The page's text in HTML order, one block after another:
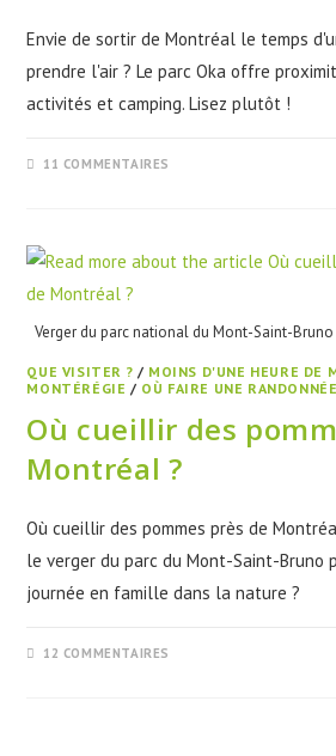
Envie de sortir de Montréal le temps
prendre l'air ? Le parc Oka offre
activités et camping. Lisez plutôt !
11 COMMENTAIRES
Verger du parc national du Mont-Saint-
QUE VISITER ? / MOINS D'UNE HEURE DE
MONTÉRÉGIE / OÙ FAIRE UNE
Où cueillir des
Montréal ?
Où cueillir des pommes près de
le verger du parc du Mont-Saint-Bruno
journée en famille dans la nature ?
12 COMMENTAIRES